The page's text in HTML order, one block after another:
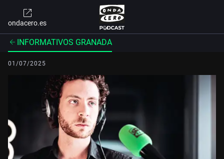
ondacero.es
INFORMATIVOS GRANADA
01/07/2025